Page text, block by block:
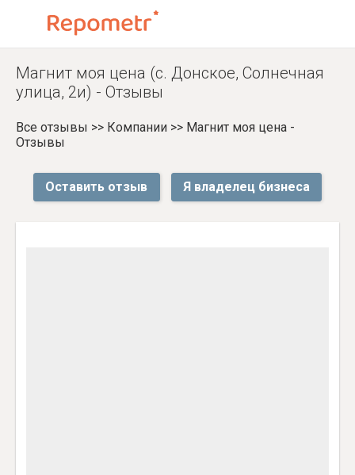
Магнит моя цена (с. Донское, Солнечная
улица, 2и) - Отзывы
Все отзывы >> Компании >> Магнит моя цена -
Отзывы
Оставить отзыв Я владелец бизнеса